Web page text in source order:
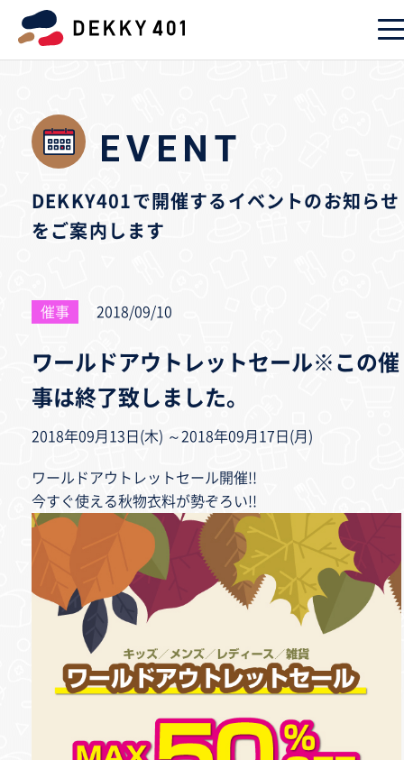
EVENT
DEKKY401で開催するイベントのお知らせ
をご案内します
催事 2018/09/10
ワールドアウトレットセール※この催
事は終了致しました。
2018年09月13日(木) ～2018年09月17日(月)
ワールドアウトレットセール開催!!
今すぐ使える秋物衣料が勢ぞろい!!